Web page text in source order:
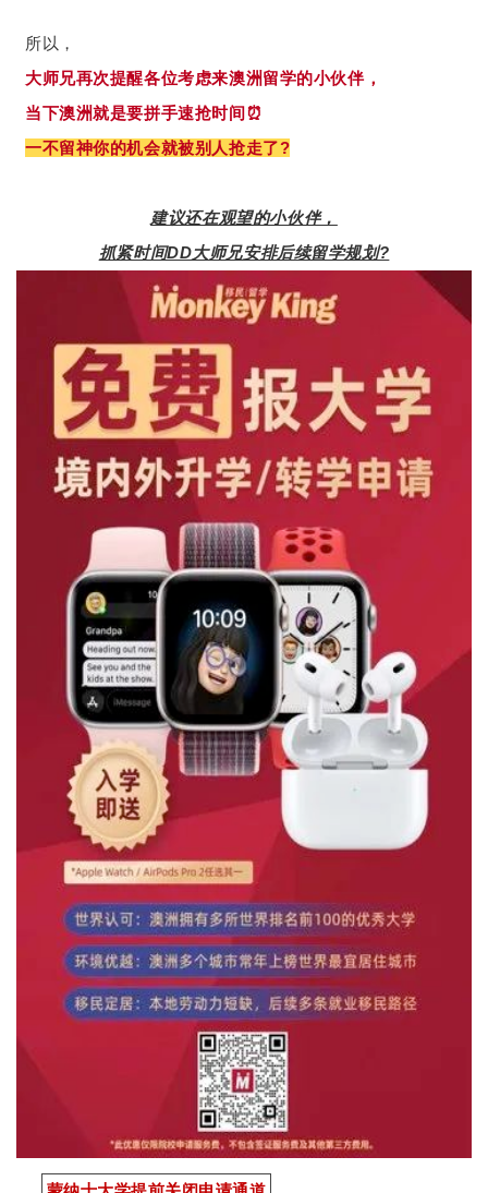
所以，
大师兄再次提醒各位考虑来澳洲留学的小伙伴，
当下澳洲就是要拼手速抢时间⏰
一不留神你的机会就被别人抢走了?
建议还在观望的小伙伴，
抓紧时间DD大师兄安排后续留学规划?